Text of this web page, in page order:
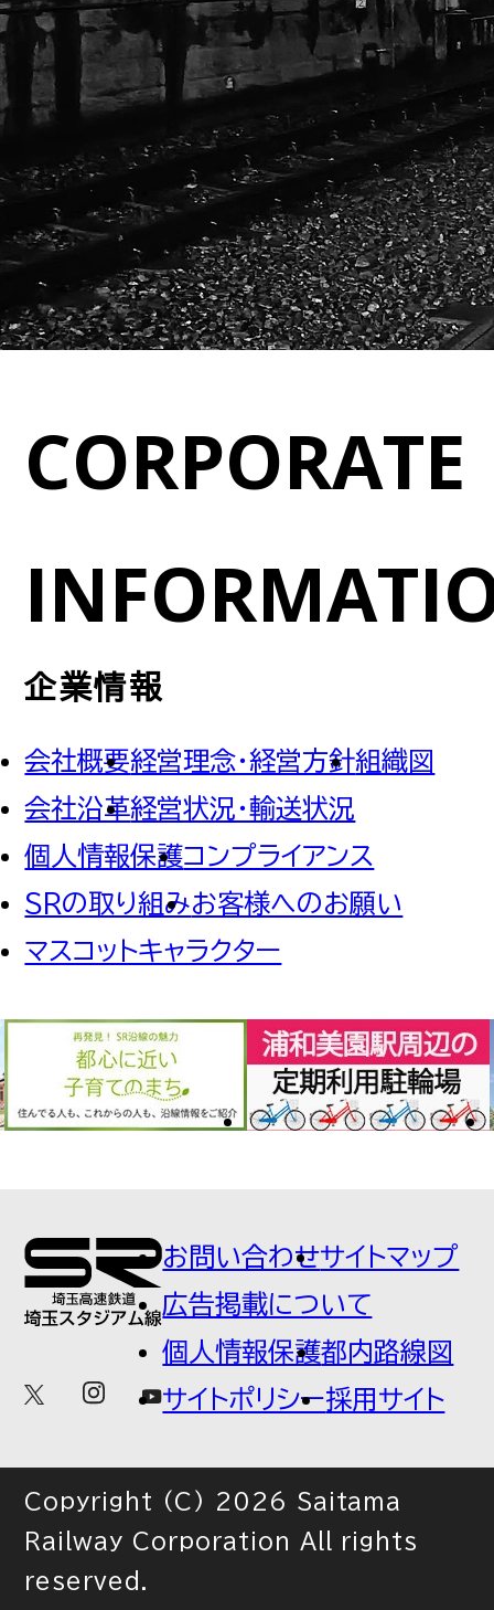
CORPORATE
企業情報
会社概要経営理念・経営方針組織図
会社沿革経営状況・輸送状況
個人情報保護コンプライアンス
SRの取り組みお客様へのお願い
マスコットキャラクター
お問い合わせサイトマップ
広告掲載について
個人情報保護都内路線図
サイトポリシー採用サイト
Copyright (C) 2026 Saitama
Railway Corporation All rights
reserved.